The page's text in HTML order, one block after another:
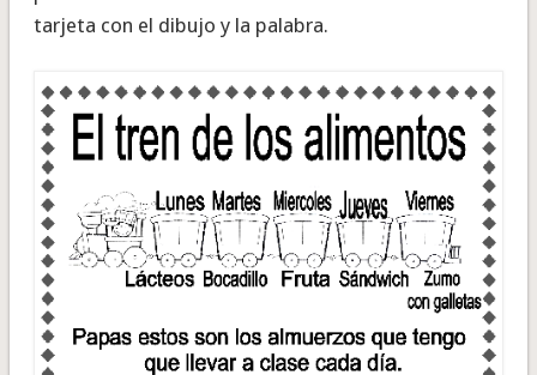
tarjeta con el dibujo y la palabra.